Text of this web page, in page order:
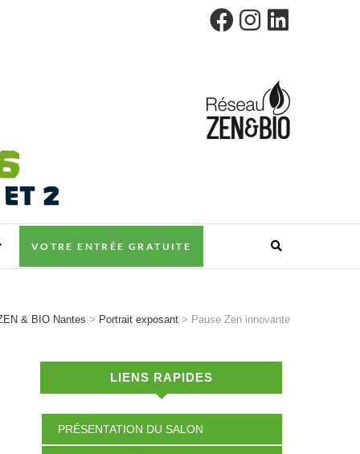
VOTRE ENTRÉE GRATUITE
& BIO Nantes > Portrait exposant > Pause Zen innovante
LIENS RAPIDES
PRÉSENTATION DU SALON